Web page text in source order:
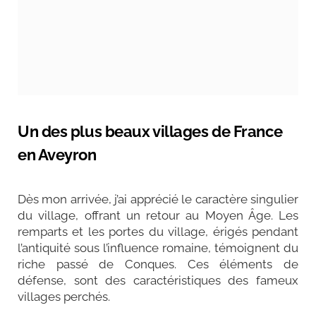
Un des plus beaux villages de France
en Aveyron
Dès mon arrivée, j’ai apprécié le caractère singulier
du village, offrant un retour au Moyen Âge. Les
remparts et les portes du village, érigés pendant
l’antiquité sous l’influence romaine, témoignent du
riche passé de Conques. Ces éléments de
défense, sont des caractéristiques des fameux
villages perchés.